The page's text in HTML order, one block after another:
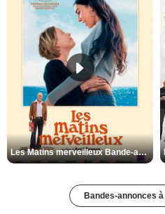
Les Matins merveilleux Bande-annonce VF
Bandes-annonces